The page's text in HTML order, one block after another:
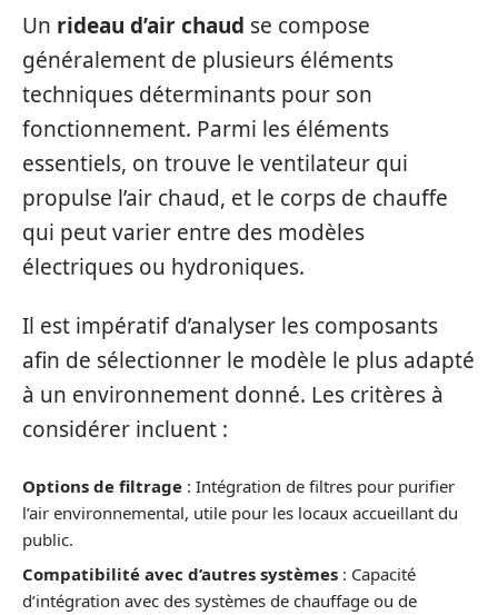
Un rideau d’air chaud se compose
généralement de plusieurs éléments
techniques déterminants pour son
fonctionnement. Parmi les éléments
essentiels, on trouve le ventilateur qui
propulse l’air chaud, et le corps de chauffe
qui peut varier entre des modèles
électriques ou hydroniques.
Il est impératif d’analyser les composants
afin de sélectionner le modèle le plus adapté
à un environnement donné. Les critères à
considérer incluent :
Options de filtrage : Intégration de filtres pour purifier
l’air environnemental, utile pour les locaux accueillant du
public.
Compatibilité avec d’autres systèmes : Capacité
d’intégration avec des systèmes de chauffage ou de